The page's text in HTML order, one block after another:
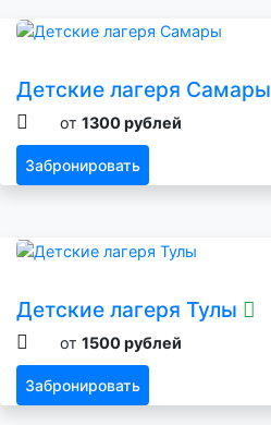
Детские лагеря Самары
от 1300 рублей
Забронировать
Детские лагеря Тулы
от 1500 рублей
Забронировать